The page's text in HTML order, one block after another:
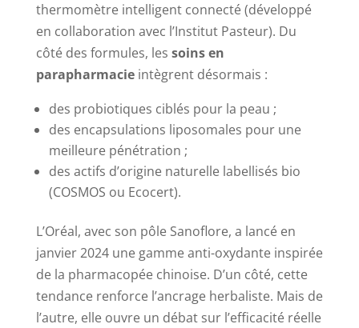
thermomètre intelligent connecté (développé
en collaboration avec l’Institut Pasteur). Du
côté des formules, les soins en
parapharmacieintègrent désormais :
des probiotiques ciblés pour la peau ;
des encapsulations liposomales pour une
meilleure pénétration ;
des actifs d’origine naturelle labellisés bio
(COSMOS ou Ecocert).
L’Oréal, avec son pôle Sanoflore, a lancé en
janvier 2024 une gamme anti-oxydante inspirée
de la pharmacopée chinoise. D’un côté, cette
tendance renforce l’ancrage herbaliste. Mais de
l’autre, elle ouvre un débat sur l’efficacité réelle